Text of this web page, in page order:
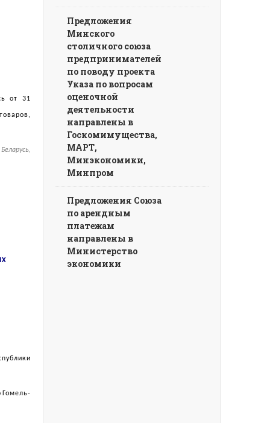
от 31
Предложения
Минского
столичного союза
предпринимателей
по поводу проекта
Указа по вопросам
оценочной
деятельности
направлены в
Госкомимущества,
МАРТ,
Минэкономики,
Минпром
Предложения Союза
по арендным
платежам
направлены в
Министерство
экономики